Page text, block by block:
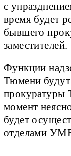
с
время будет
бывшего
заместителей.
Функции
Тюмени будут
прокуратуры
момент
будет
отделами